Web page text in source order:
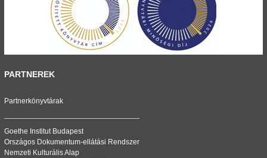
PARTNEREK
Partnerkönyvtárak
Goethe Institut Budapest
Országos Dokumentum-ellátási Rendszer
Nemzeti Kulturális Alap